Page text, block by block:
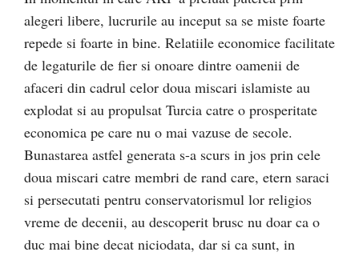
alegeri libere, lucrurile au inceput sa se miste foarte
repede si foarte in bine. Relatiile economice facilitate
de legaturile de fier si onoare dintre oamenii de
afaceri din cadrul celor doua miscari islamiste au
explodat si au propulsat Turcia catre o prosperitate
economica pe care nu o mai vazuse de secole.
Bunastarea astfel generata s-a scurs in jos prin cele
doua miscari catre membri de rand care, etern saraci
si persecutati pentru conservatorismul lor religios
vreme de decenii, au descoperit brusc nu doar ca o
duc mai bine decat niciodata, dar si ca sunt, in